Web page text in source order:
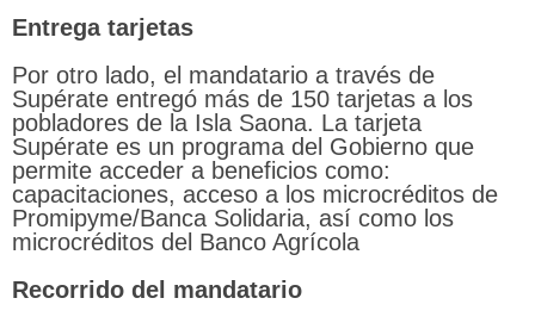
Entrega tarjetas
Por otro lado, el mandatario a través de
Supérate entregó más de 150 tarjetas a los
pobladores de la Isla Saona. La tarjeta
Supérate es un programa del Gobierno que
permite acceder a beneficios como:
capacitaciones, acceso a los microcréditos de
Promipyme/Banca Solidaria, así como los
microcréditos del Banco Agrícola
Recorrido del mandatario